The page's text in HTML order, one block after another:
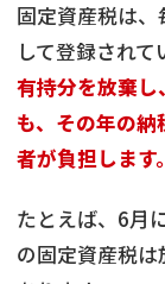
固定資産税は
して登録されて
有持分を放棄し
も、その年の
者が負担します。
たとえば、6月
の固定資産税
共有持